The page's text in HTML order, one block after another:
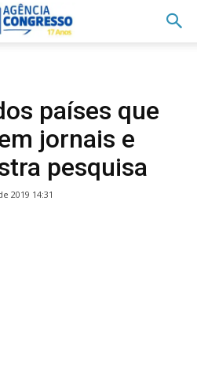
países que
jornais e
pesquisa
2019 14:31